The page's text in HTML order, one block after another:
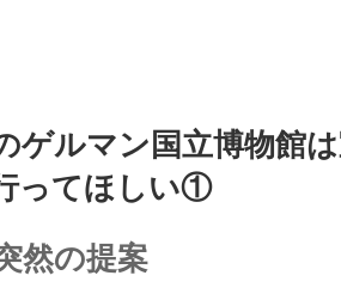
ゲルマン国立博物館
ってほしい①
然の提案